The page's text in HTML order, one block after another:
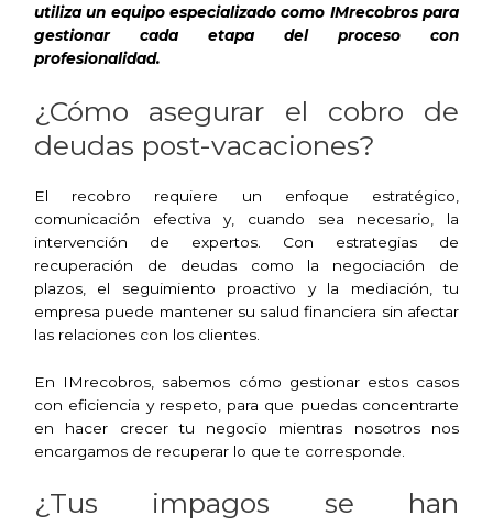
utiliza un equipo especializado como IMrecobros para
gestionar cada etapa del proceso con
profesionalidad.
¿Cómo asegurar el cobro de
deudas post-vacaciones?
El recobro requiere un enfoque estratégico,
comunicación efectiva y, cuando sea necesario, la
intervención de expertos. Con estrategias de
recuperación de deudas como la negociación de
plazos, el seguimiento proactivo y la mediación, tu
empresa puede mantener su salud financiera sin afectar
las relaciones con los clientes.
En IMrecobros, sabemos cómo gestionar estos casos
con eficiencia y respeto, para que puedas concentrarte
en hacer crecer tu negocio mientras nosotros nos
encargamos de recuperar lo que te corresponde.
¿Tus impagos se han